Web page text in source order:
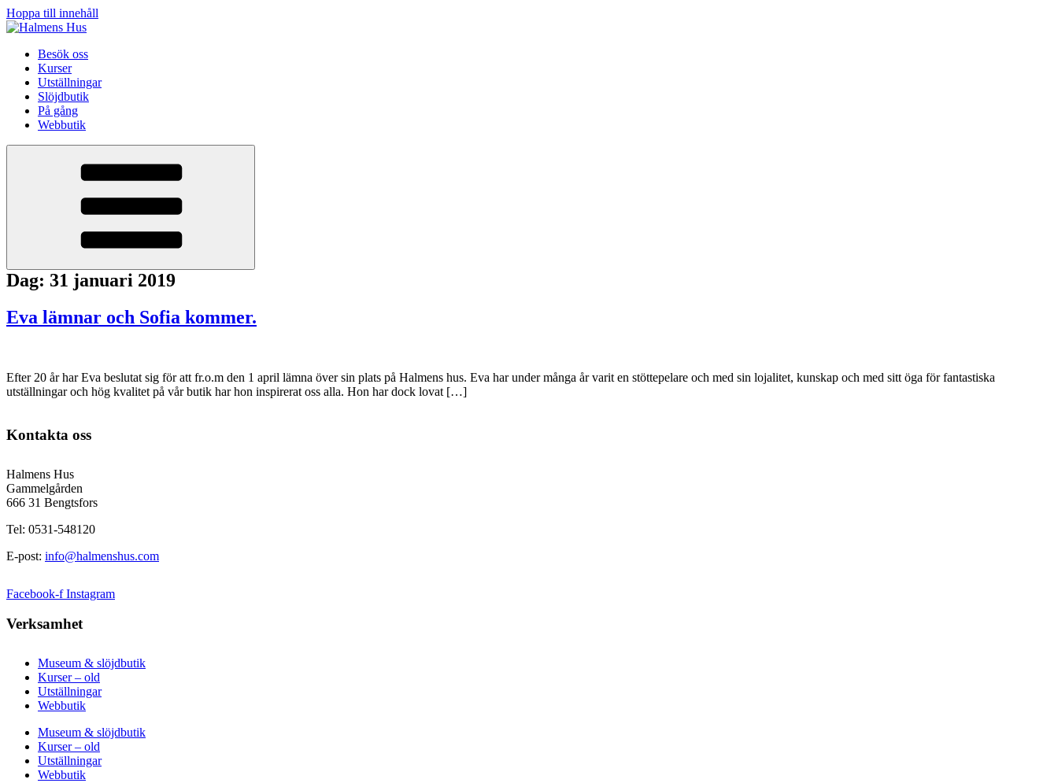
Hoppa till innehåll
Besök oss
Kurser
Utställningar
Slöjdbutik
På gång
Webbutik
Dag: 31 januari 2019
Eva lämnar och Sofia kommer.
Efter 20 år har Eva beslutat sig för att fr.o.m den 1 april lämna över sin plats på Halmens hus. Eva har under många år varit en stöttepelare och med sin lojalitet, kunskap och med sitt öga för fantastiska
utställningar och hög kvalitet på vår butik har hon inspirerat oss alla. Hon har dock lovat […]
Kontakta oss
Halmens Hus
Gammelgården
666 31 Bengtsfors
Tel: 0531-548120
E-post: info@halmenshus.com
Facebook-f Instagram
Verksamhet
Museum & slöjdbutik
Kurser – old
Utställningar
Webbutik
Museum & slöjdbutik
Kurser – old
Utställningar
Webbutik